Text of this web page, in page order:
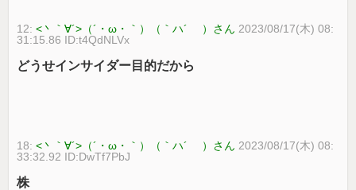
12:<丶｀∀´>（´・ω・｀）（｀ハ´ ）さん 2023/08/17(木) 08:
31:15.86 ID:t4QdNLVx
どうせインサイダー目的だから
18:<丶｀∀´>（´・ω・｀）（｀ハ´ ）さん 2023/08/17(木) 08:
33:32.92 ID:DwTf7PbJ
株